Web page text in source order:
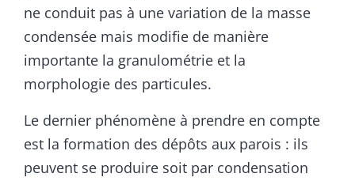
ne conduit pas à une variation de la masse
condensée mais modifie de manière
importante la granulométrie et la
morphologie des particules.
Le dernier phénomène à prendre en compte
est la formation des dépôts aux parois : ils
peuvent se produire soit par condensation